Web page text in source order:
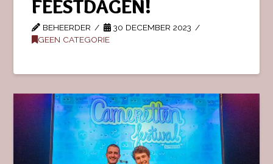
FEESTDAGEN!
BEHEERDER
30 DECEMBER 2023
GEEN CATEGORIE